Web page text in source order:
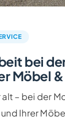
bei
Möbel
– bei der
Ihrer